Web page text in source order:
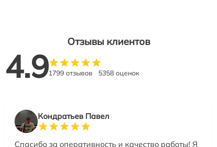
Отзывы клиентов
4.91799 отзывов 5358 оценок
Кондратьев Павел
Спасибо за оперативность и качество работы! Я